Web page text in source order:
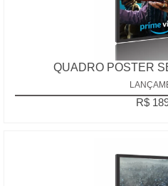
QUADRO POSTER
R$